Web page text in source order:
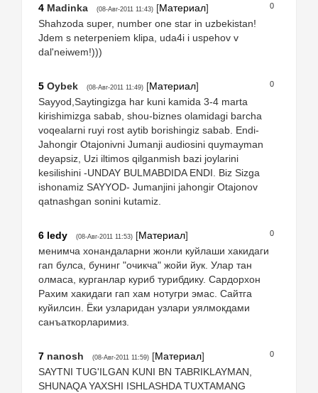
0
4 Madinka (08-Авг-2011 11:43) [Материал]
Shahzoda super, number one star in uzbekistan!
Jdem s neterpeniem klipa, uda4i i uspehov v
dal'neiwem!)))
0
5 Oybek (08-Авг-2011 11:49) [Материал]
Sayyod,Saytingizga har kuni kamida 3-4 marta
kirishimizga sabab, shou-biznes olamidagi barcha
voqealarni ruyi rost aytib borishingiz sabab. Endi-
Jahongir Otajonivni Jumanji audiosini quymayman
deyapsiz, Uzi iltimos qilganmish bazi joylarini
kesilishini -UNDAY BULMABDIDA ENDI. Biz Sizga
ishonamiz SAYYOD- Jumanjini jahongir Otajonov
qatnashgan sonini kutamiz.
0
6 ledy (08-Авг-2011 11:53) [Материал]
менимча хонандаларни жонли куйлаши хакидаги
гап булса, бунинг "очикча" жойи йук. Улар тан
олмаса, курганлар куриб турибдику. Сардорхон
Рахим хакидаги гап хам нотугри эмас. Сайтга
куйилсин. Ёки узларидан узлари уялмокдами
санъаткорларимиз.
0
7 nanosh (08-Авг-2011 11:59) [Материал]
SAYTNI TUG'ILGAN KUNI BN TABRIKLAYMAN,
SHUNAQA YAXSHI ISHLASHDA TUXTAMANG